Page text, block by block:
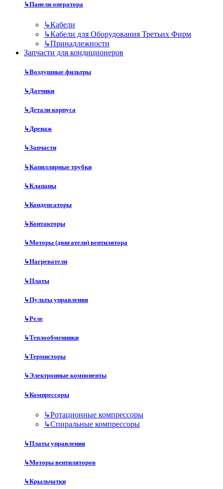
↳Панели оператора
↳Кабели
↳Кабели для Оборудования Третьих Фирм
↳Принадлежности
Запчасти для кондиционеров
↳Воздушные фильтры
↳Датчики
↳Детали корпуса
↳Дренаж
↳Запчасти
↳Капиллярные трубки
↳Клапаны
↳Конденсаторы
↳Контакторы
↳Моторы (двигатели) вентилятора
↳Нагреватели
↳Платы
↳Пульты управления
↳Реле
↳Теплообменники
↳Термисторы
↳Электронные компоненты
↳Компрессоры
↳Ротационные компрессоры
↳Спиральные компрессоры
↳Платы управления
↳Моторы вентиляторов
↳Крыльчатки